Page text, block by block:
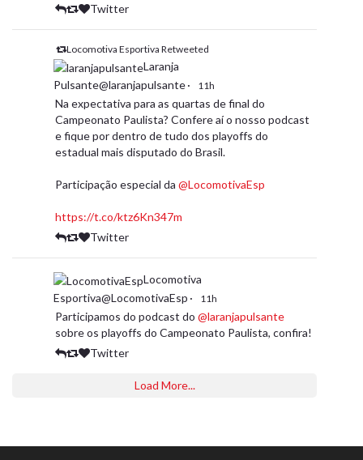
Twitter
Locomotiva Esportiva Retweeted
Laranja
Pulsante@laranjapulsante· 11h
Na expectativa para as quartas de final do
Campeonato Paulista? Confere aí o nosso podcast
e fique por dentro de tudo dos playoffs do
estadual mais disputado do Brasil.
Participação especial da @LocomotivaEsp
https://t.co/ktz6Kn347m
Twitter
Locomotiva
Esportiva@LocomotivaEsp · 11h
Participamos do podcast do @laranjapulsante
sobre os playoffs do Campeonato Paulista, confira!
Twitter
Load More...